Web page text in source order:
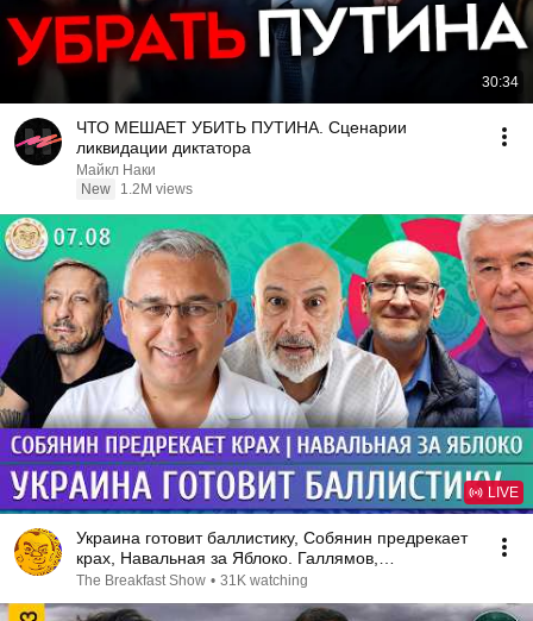
30:34
ЧТО МЕШАЕТ УБИТЬ ПУТИНА. Сценарии
ликвидации диктатора
Майкл Наки
New
1.2M views
LIVE
Украина готовит баллистику, Собянин предрекает
крах, Навальная за Яблоко. Галлямов,
Ганапольский
The Breakfast Show • 31K watching